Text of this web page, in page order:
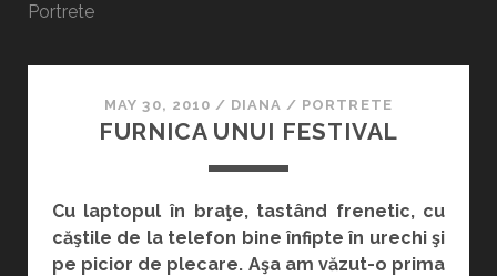
Portrete
MAY 30, 2010 / DIANA / PORTRETE
FURNICA UNUI FESTIVAL
Cu laptopul în braţe, tastând frenetic, cu
căştile de la telefon bine înfipte în urechi şi
pe picior de plecare. Aşa am văzut-o prima